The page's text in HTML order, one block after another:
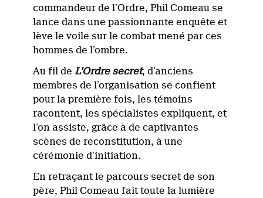
commandeur de l’Ordre, Phil Comeau se
lance dans une passionnante enquête et
lève le voile sur le combat mené par ces
hommes de l’ombre.
Au fil de L’Ordre secret, d’anciens
membres de l’organisation se confient
pour la première fois, les témoins
racontent, les spécialistes expliquent, et
l’on assiste, grâce à de captivantes
scènes de reconstitution, à une
cérémonie d’initiation.
En retraçant le parcours secret de son
père, Phil Comeau fait toute la lumière